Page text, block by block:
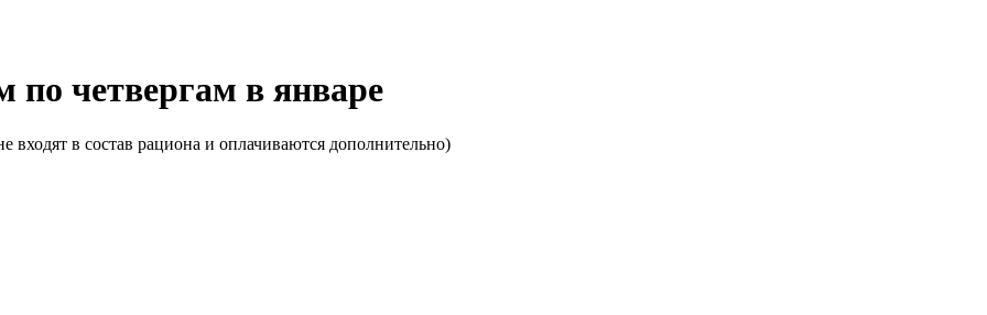
по четвергам в январе
в состав рациона и оплачиваются дополнительно)